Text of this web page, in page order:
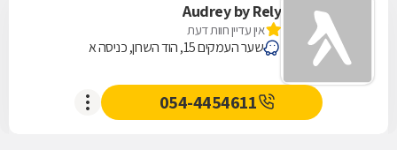
Audrey by Rely
אין עדיין חוות דעת
שער העמקים 15, הוד השרון, כניסה א
054-4454611